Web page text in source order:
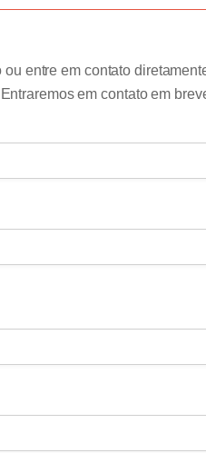
entre em contato
Entraremos em contato em